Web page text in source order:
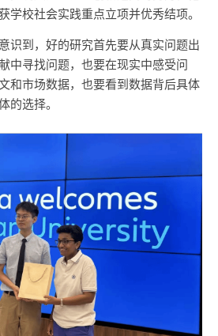
学校社会实践重点立项并优秀结项。
识到，好的研究首先要从真实问题出
中寻找问题，也要在现实中感受问
和市场数据，也要看到数据背后具体
的选择。